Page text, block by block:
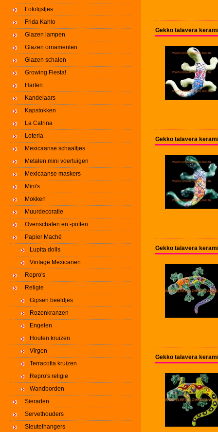
Fotolijstjes
Frida Kahlo
Glazen lampen
Glazen ornamenten
Glazen schalen
Growing Fiesta!
Harten
Kandelaars
Kapstokken
La Catrina
Loteria
Mexicaanse schaaltjes
Metalen mini voertuigen
Mexicaanse maskers
Mini's
Mokken
Muurdecoratie
Ovenschalen en -potten
Papier Maché
Lupita dolls
Vintage Mexicanen
Repro's
Religie
Gipsen beeldjes
Rozenkranzen
Engelen
Houten kruizen
Virgen
Terracotta kruizen
Repro's religie
Wandborden
Sieraden
Servethouders
Sleutelhangers
Gekko talavera
Gekko talavera
Gekko talavera
Gekko talavera